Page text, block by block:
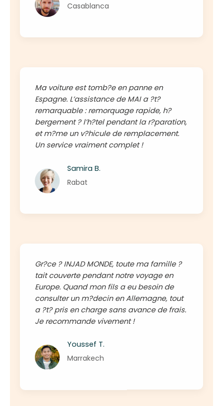
Casablanca
Ma voiture est tomb?e en panne en
Espagne. L’assistance de MAI a ?t?
remarquable : remorquage rapide, h?
bergement ? l’h?tel pendant la r?paration,
et m?me un v?hicule de remplacement.
Un service vraiment complet !
Samira B.
Rabat
Gr?ce ? INJAD MONDE, toute ma famille ?
tait couverte pendant notre voyage en
Europe. Quand mon fils a eu besoin de
consulter un m?decin en Allemagne, tout
a ?t? pris en charge sans avance de frais.
Je recommande vivement !
Youssef T.
Marrakech